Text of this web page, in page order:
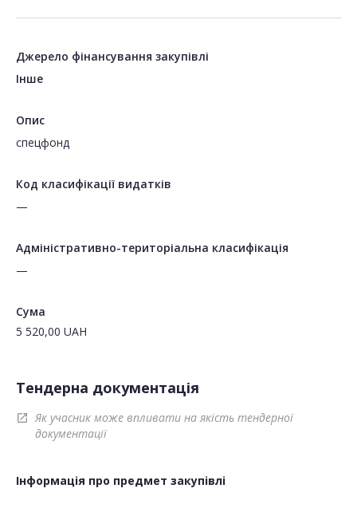
Джерело фінансування закупівлі
Інше
Опис
спецфонд
Код класифікації видатків
—
Адміністративно-територіальна класифікація
—
Сума
5 520,00 UAH
Тендерна документація
open_in_new
Як учасник може впливати на якість тендерної
документації
Інформація про предмет закупівлі